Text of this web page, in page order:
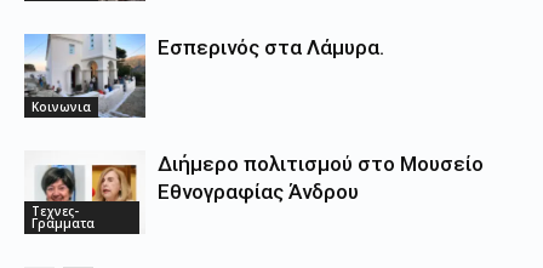
Κοινωνια
Εσπερινός στα Λάμυρα.
Τεχνες-
Γραμματα
Διήμερο πολιτισμού στο Μουσείο
Εθνογραφίας Άνδρου